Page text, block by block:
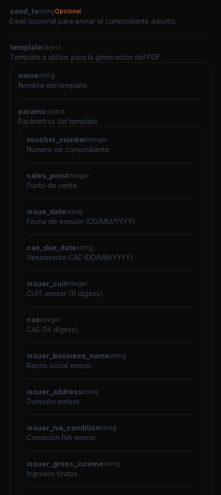
send_tostringOpcional
Email opcional para enviar el comprobante adjunto.
templateobject
Template a utilizar para la generación del PDF.
namestring
Nombre del template.
paramsobject
Parámetros del template.
voucher_numberinteger
Número de comprobante.
sales_pointinteger
Punto de venta.
issue_datestring
Fecha de emisión (DD/MM/YYYY).
cae_due_datestring
Vencimiento CAE (DD/MM/YYYY).
issuer_cuitinteger
CUIT emisor (11 dígitos).
caeinteger
CAE (14 dígitos).
issuer_business_namestring
Razón social emisor.
issuer_addressstring
Domicilio emisor.
issuer_iva_conditionstring
Condición IVA emisor.
issuer_gross_incomestring
Ingresos brutos.